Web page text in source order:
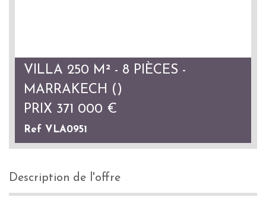
VILLA 250 M² - 8 PIÈCES -
MARRAKECH ()
PRIX 371 000 €
Ref VLA0951
description de l'offre